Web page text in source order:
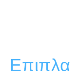
Επιπλα